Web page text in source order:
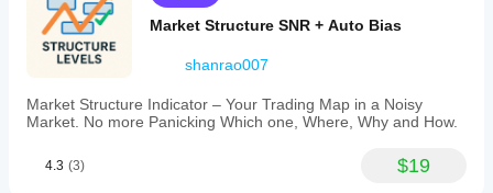
Market Structure SNR + Auto Bias
shanrao007
Market Structure Indicator – Your Trading Map in a Noisy
Market. No more Panicking Which one, Where, Why and How.
4.3 (3) $19